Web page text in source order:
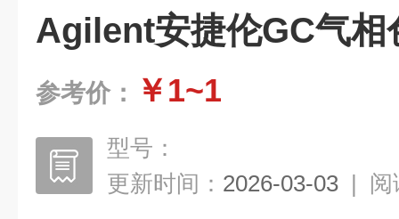
Agilent安捷伦GC气相
参考价： ￥1~1
型号：
更新时间： 2026-03-03 | 阅